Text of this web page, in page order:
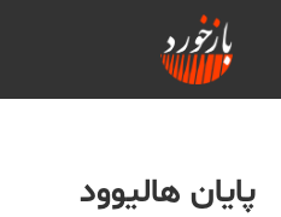
پایان هالیوود